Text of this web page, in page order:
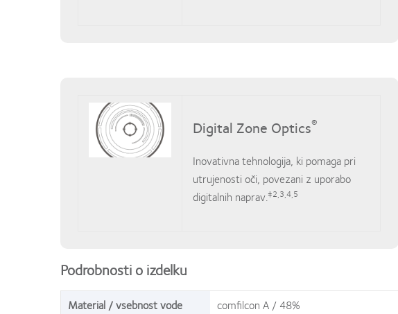
Digital Zone Optics®
Inovativna tehnologija, ki pomaga pri
utrujenosti oči, povezani z uporabo
digitalnih naprav.‡2,3,4,5
Podrobnosti o izdelku
Material / vsebnost vode
comfilcon A / 48%